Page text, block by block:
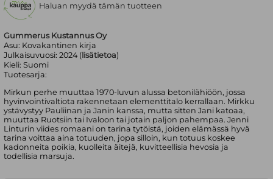
Gummerus Kustannus Oy
Asu: Kovakantinen kirja
Julkaisuvuosi:2024 ( lisätietoa)
Kieli:Suomi
Tuotesarja:
Mirkun perhe muuttaa 1970-luvun alussa betonilähiöön, jossa
hyvinvointivaltiota rakennetaan elementtitalo kerrallaan. Mirkku
ystävystyy Pauliinan ja Janin kanssa, mutta sitten Jani katoaa,
muuttaa Ruotsiin tai Ivaloon tai jotain paljon pahempaa. Jenni
Linturin viides romaani on tarina tytöistä, joiden elämässä hyvä
tarina voittaa aina totuuden, jopa silloin, kun totuus koskee
kadonneita poikia, kuolleita äitejä, kuvitteellisia hevosia ja
todellisia marsuja.
Haluan myydä tämän tuotteen